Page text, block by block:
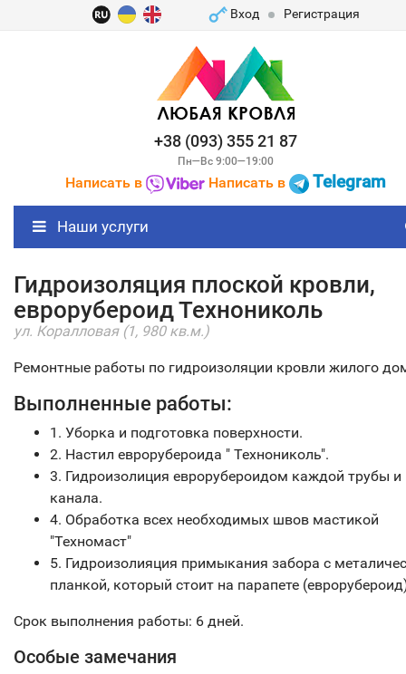
Вход Регистрация
+38 (093) 355 21 87
Пн—Вс 9:00—19:00
Написать в Написать в Telegram
Наши услуги
Гидроизоляция плоской кровли,
еврорубероид Технониколь
ул. Коралловая (1, 980 кв.м.)
Ремонтные работы по гидроизоляции кровли жилого
Выполненные работы:
1. Уборка и подготовка поверхности.
2. Настил еврорубероида " Технониколь".
3. Гидроизолиция еврорубероидом каждой трубы и
канала.
4. Обработка всех необходимых швов мастикой
"Техномаст"
5. Гидроизолияция примыкания забора с
планкой, который стоит на парапете
Срок выполнения работы: 6 дней.
Особые замечания